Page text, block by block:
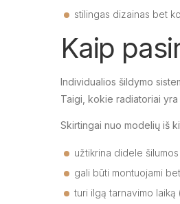
stilingas dizainas bet
Kaip
Individualios šildymo
Taigi, kokie radiatoriai
Skirtingai nuo modelių iš
užtikrina didele
gali būti montuojami
turi ilgą tarnavimo laiką